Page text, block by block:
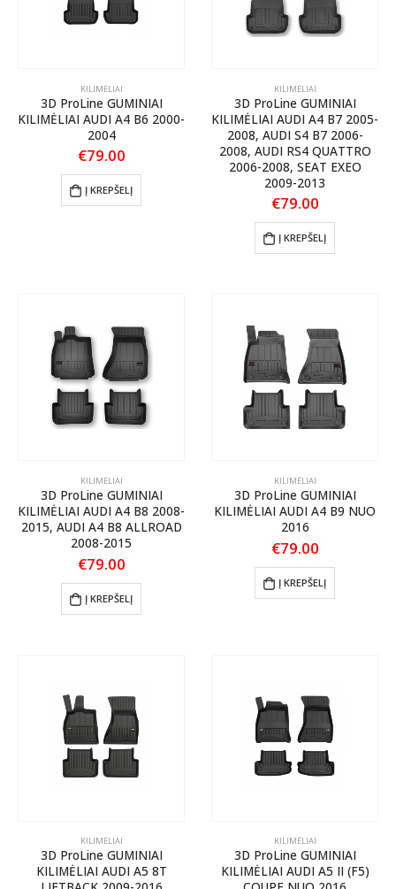
KILIMĖLIAI
3D ProLine GUMINIAI
KILIMĖLIAI AUDI A4 B6 2000-
2004
€79.00
Į KREPŠELĮ
KILIMĖLIAI
3D ProLine GUMINIAI
KILIMĖLIAI AUDI A4 B7 2005-
2008, AUDI S4 B7 2006-
2008, AUDI RS4 QUATTRO
2006-2008, SEAT EXEO
2009-2013
€79.00
Į KREPŠELĮ
KILIMĖLIAI
3D ProLine GUMINIAI
KILIMĖLIAI AUDI A4 B8 2008-
2015, AUDI A4 B8 ALLROAD
2008-2015
€79.00
Į KREPŠELĮ
KILIMĖLIAI
3D ProLine GUMINIAI
KILIMĖLIAI AUDI A4 B9 NUO
2016
€79.00
Į KREPŠELĮ
KILIMĖLIAI
3D ProLine GUMINIAI
KILIMĖLIAI AUDI A5 8T
KILIMĖLIAI
3D ProLine GUMINIAI
KILIMĖLIAI AUDI A5 II (F5)